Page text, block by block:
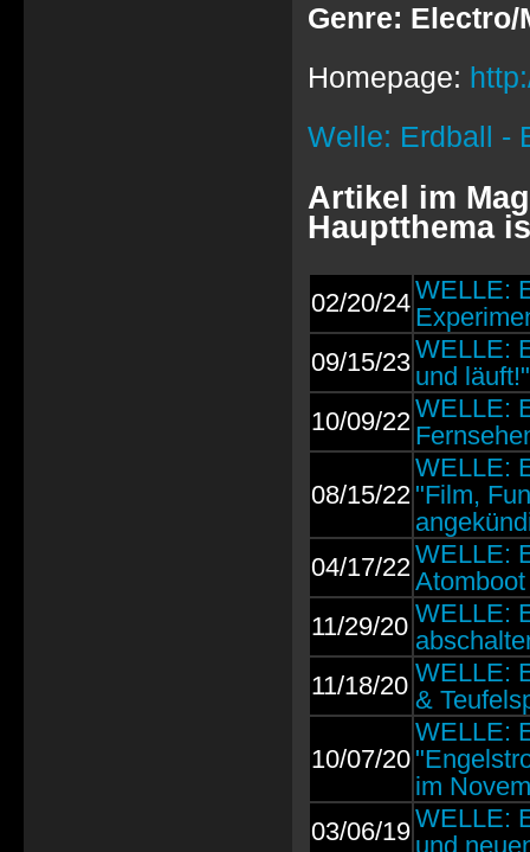
Genre: Electro/
Homepage:
Welle: Erdball -
Artikel im
Hauptthema
02/20/24WELLE:
09/15/23WELLE:
und läuft!"
10/09/22 WELLE:
08/15/22
WELLE:
"Film,
04/17/22 WELLE:
11/29/20 WELLE:
11/18/20 WELLE:
&
10/07/20
WELLE:
im
03/06/19WELLE:
und